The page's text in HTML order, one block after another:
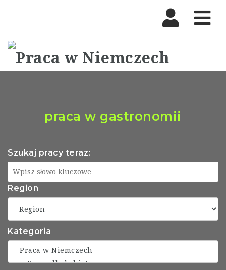
praca w gastronomii
Szukaj pracy teraz:
Region
Kategoria